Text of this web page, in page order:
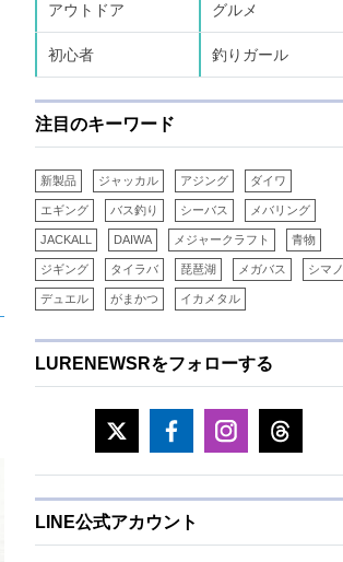
アウトドア グルメ
初心者 釣りガール
注目のキーワード
新製品 ジャッカル アジング ダイワ
エギング バス釣り シーバス メバリング
JACKALL DAIWA メジャークラフト 青物
ジギング タイラバ 琵琶湖 メガバス シマノ
デュエル がまかつ イカメタル
LURENEWSRをフォローする
LINE公式アカウント